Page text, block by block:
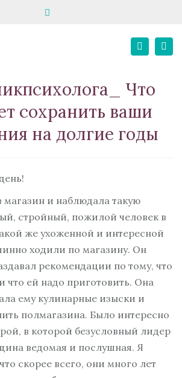
школа «Твой психолог»
+7 967 068 02 21
Что
сохранить ваши
на долгие годы
магазин и наблюдала такую
стройный, пожилой человек в
же ухоженной и интересной
ходили по магазину. Он
рекомендации по тому, что
что ей надо приготовить. Она
ему кулинарные изыски и
полмагазина. Было интересно
в которой безусловный лидер
ведомая и послушная. Я
скорее всего, они много лет